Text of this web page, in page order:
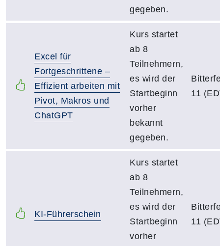
gegeben.
Excel für
Fortgeschrittene –
Effizient arbeiten mit
Pivot, Makros und
ChatGPT
Kurs startet
ab 8
Teilnehmern,
es wird der
Startbeginn
vorher
bekannt
gegeben.
11
KI-Führerschein
Kurs startet
ab 8
Teilnehmern,
es wird der
Startbeginn
vorher
11